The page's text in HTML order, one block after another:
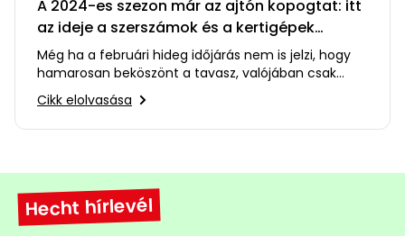
A 2024-es szezon már az ajtón kopogtat: itt
az ideje a szerszámok és a kertigépek
ellenőrzésének
Még ha a februári hideg időjárás nem is jelzi, hogy
hamarosan beköszönt a tavasz, valójában csak
néhány hetünk maradt,…
Cikk elolvasása
Hecht hírlevél